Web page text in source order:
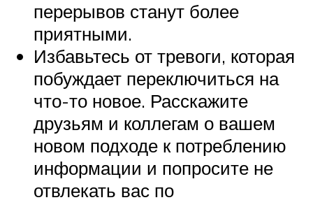
перерывов станут более
приятными.
Избавьтесь от тревоги, которая
побуждает переключиться на
что-то новое. Расскажите
друзьям и коллегам о вашем
новом подходе к потреблению
информации и попросите не
отвлекать вас по